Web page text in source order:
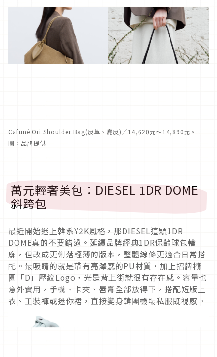
Cafuné Ori Shoulder Bag(皮革、麂皮)／14,620元～14,890元。
圖：品牌提供
萬元輕奢美包：DIESEL 1DR DOME
斜跨包
最近開始迷上韓系Y2K風格，那DIESEL這顆1DR
DOME真的不要錯過。延續品牌經典1DR保齡球包輪
廓，但改成更俐落輕薄的版本，整體線條更適合日常搭
配。最吸睛的就是帶有亮澤感的PU材質，加上招牌橢
圓「D」壓紋Logo，光是背上街就很有存在感。容量也
意外實用，手機、卡夾、唇膏全部放得下，搭配短版上
衣、工裝褲或迷你裙，直接變身韓團機場私服既視感。